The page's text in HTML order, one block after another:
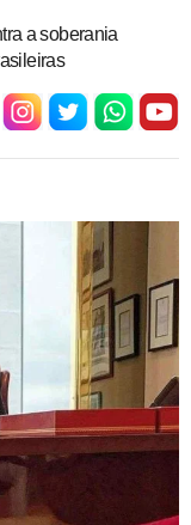
a soberania